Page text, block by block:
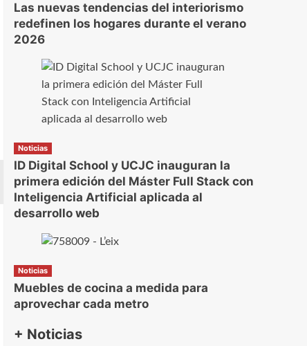
Las nuevas tendencias del interiorismo
redefinen los hogares durante el verano
2026
Noticias
ID Digital School y UCJC inauguran la
primera edición del Máster Full Stack con
Inteligencia Artificial aplicada al
desarrollo web
Noticias
Muebles de cocina a medida para
aprovechar cada metro
+ Noticias